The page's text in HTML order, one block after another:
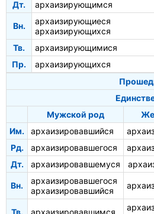
Дт. архаизирующимся
Вн.
архаизирующиеся
архаизирующихся
Тв.
архаизирующимися
Пр.
архаизирующихся
Мужской род
Им.
архаизировавшийся
Рд.
архаизировавшегося
Дт.
архаизировавшемуся
Вн.
архаизировавшегося
архаизировавшийся